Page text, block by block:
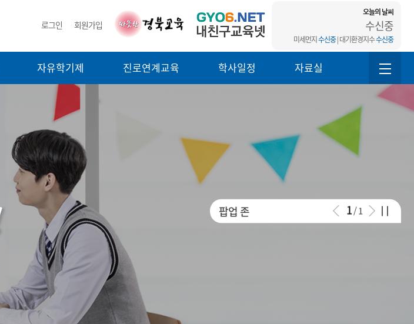
로그인 회원가입
오늘의 날씨
수신중
미세먼지수신중| 대기환경지수수신중
자유학기제 진로연계교육 학사일정 자료실
팝업 존 1/1